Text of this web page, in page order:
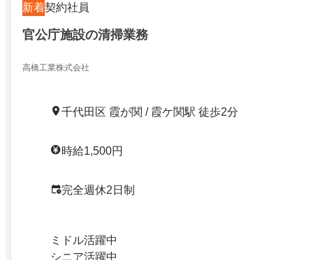
新着契約社員
官公庁施設の清掃業務
高橋工業株式会社
千代田区 霞が関 / 霞ケ関駅 徒歩2分
時給1,500円
完全週休2日制
ミドル活躍中
シニア活躍中